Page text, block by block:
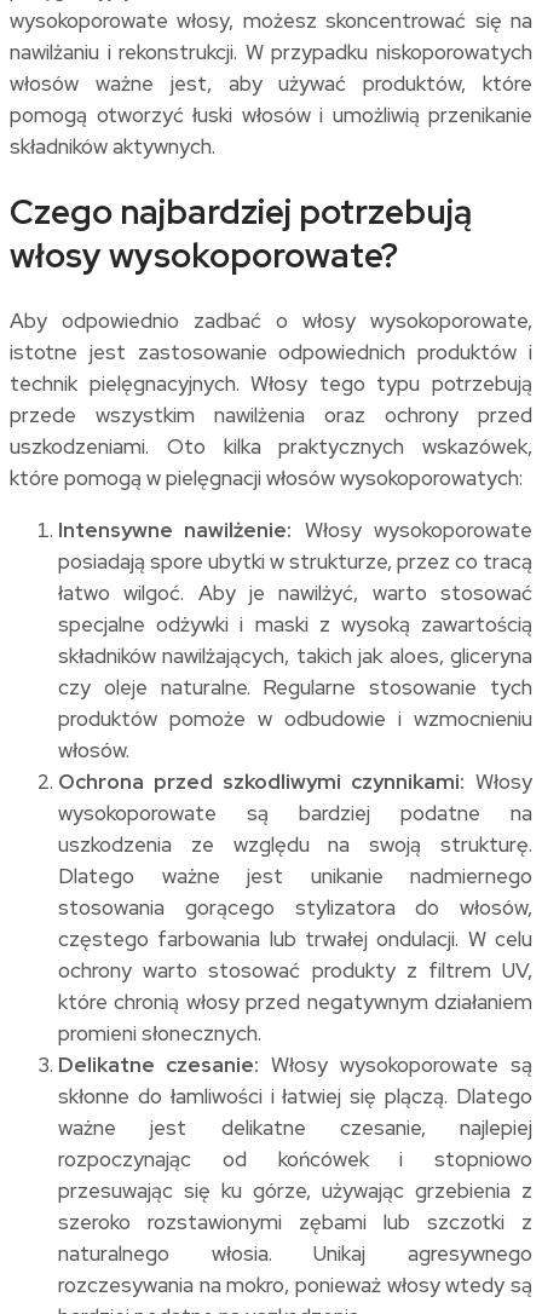
wysokoporowate włosy, możesz skoncentrować się na
nawilżaniu i rekonstrukcji. W przypadku niskoporowatych
włosów ważne jest, aby używać produktów, które
pomogą otworzyć łuski włosów i umożliwią przenikanie
składników aktywnych.
Czego najbardziej potrzebują
włosy wysokoporowate?
Aby odpowiednio zadbać o włosy wysokoporowate,
istotne jest zastosowanie odpowiednich produktów i
technik pielęgnacyjnych. Włosy tego typu potrzebują
przede wszystkim nawilżenia oraz ochrony przed
uszkodzeniami. Oto kilka praktycznych wskazówek,
które pomogą w pielęgnacji włosów wysokoporowatych:
Intensywne nawilżenie: Włosy wysokoporowate
posiadają spore ubytki w strukturze, przez co tracą
łatwo wilgoć. Aby je nawilżyć, warto stosować
specjalne odżywki i maski z wysoką zawartością
składników nawilżających, takich jak aloes, gliceryna
czy oleje naturalne. Regularne stosowanie tych
produktów pomoże w odbudowie i wzmocnieniu
włosów.
Ochrona przed szkodliwymi czynnikami: Włosy
wysokoporowate są bardziej podatne na
uszkodzenia ze względu na swoją strukturę.
Dlatego ważne jest unikanie nadmiernego
stosowania gorącego stylizatora do włosów,
częstego farbowania lub trwałej ondulacji. W celu
ochrony warto stosować produkty z filtrem UV,
które chronią włosy przed negatywnym działaniem
promieni słonecznych.
Delikatne czesanie: Włosy wysokoporowate są
skłonne do łamliwości i łatwiej się plączą. Dlatego
ważne jest delikatne czesanie, najlepiej
rozpoczynając od końcówek i stopniowo
przesuwając się ku górze, używając grzebienia z
szeroko rozstawionymi zębami lub szczotki z
naturalnego włosia. Unikaj agresywnego
rozczesywania na mokro, ponieważ włosy wtedy są